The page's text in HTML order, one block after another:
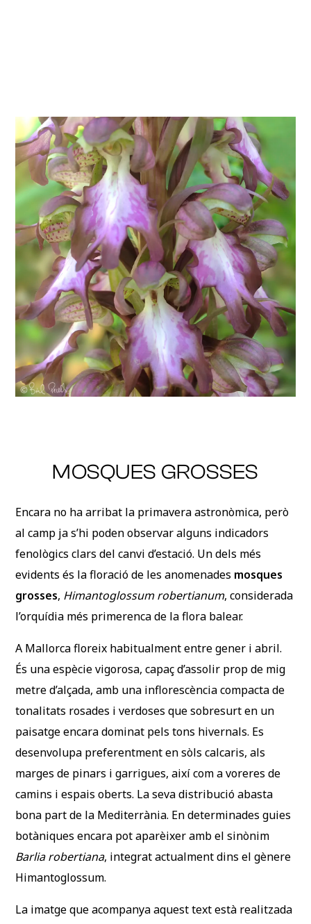
MOSQUES GROSSES
Encara no ha arribat la primavera astronòmica, però
al camp ja s’hi poden observar alguns indicadors
fenològics clars del canvi d’estació. Un dels més
evidents és la floració de les anomenades mosques
grosses, Himantoglossum robertianum, considerada
l’orquídia més primerenca de la flora balear.
A Mallorca floreix habitualment entre gener i abril.
És una espècie vigorosa, capaç d’assolir prop de mig
metre d’alçada, amb una inflorescència compacta de
tonalitats rosades i verdoses que sobresurt en un
paisatge encara dominat pels tons hivernals. Es
desenvolupa preferentment en sòls calcaris, als
marges de pinars i garrigues, així com a voreres de
camins i espais oberts. La seva distribució abasta
bona part de la Mediterrània. En determinades guies
botàniques encara pot aparèixer amb el sinònim
Barlia robertiana, integrat actualment dins el gènere
Himantoglossum.
La imatge que acompanya aquest text està realitzada